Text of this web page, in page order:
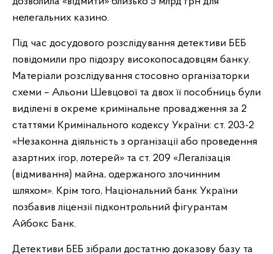
нелегальних казино.
Під час досудового розслідування детективи БЕБ
повідомили про підозру високопосадовцям банку.
Матеріали розслідування стосовно організаторки
схеми – Альони Шевцової та двох її пособниць були
виділені в окреме кримінальне провадження за 2
статтями Кримінального кодексу України: ст. 203-2
«Незаконна діяльність з організації або проведення
азартних ігор, лотерей» та ст. 209 «Легалізація
(відмивання) майна, одержаного злочинним
шляхом». Крім того, Національний банк України
позбавив ліцензії підконтрольний фігурантам
Айбокс Банк.
Детективи БЕБ зібрали достатню доказову базу та